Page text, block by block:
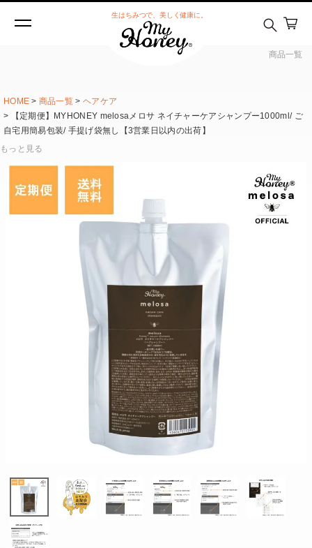
商品一覧
生はちみつで、美しく健康に。
HOME 商品一覧
ヘアケア
【定期便】MYHONEY melosaメロサ ネイチャーケアシャンプー1000ml/ ご
自宅用簡易包装/ 手提げ袋無し【3営業日以内の出荷】
もっと見る